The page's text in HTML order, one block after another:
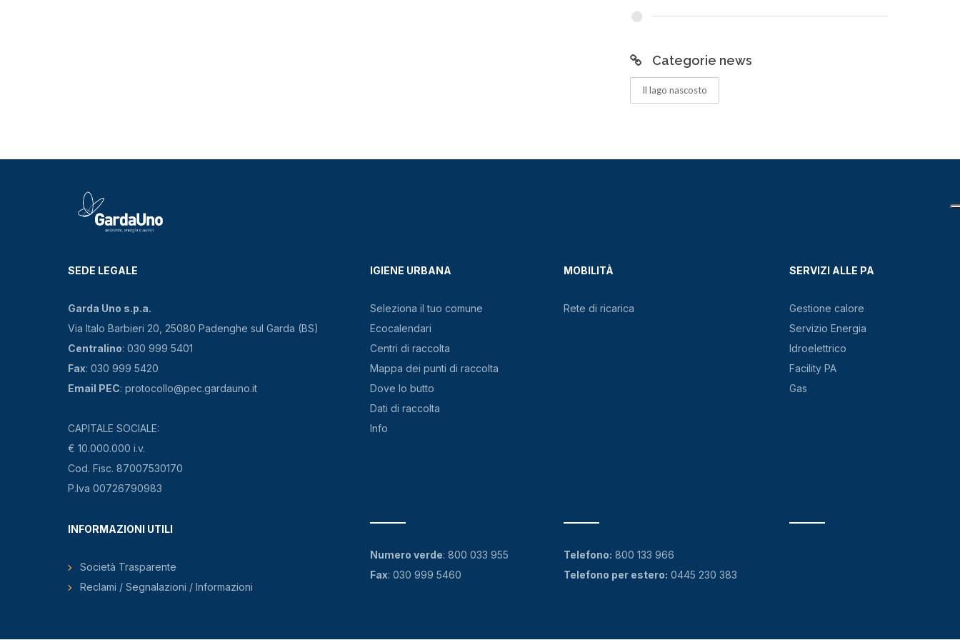
Categorie news
Il lago nascosto
SEDE LEGALE
Garda Uno s.p.a.
Via Italo Barbieri 20, 25080 Padenghe sul Garda (BS)
Centralino: 030 999 5401
Fax: 030 999 5420
Email PEC: protocollo@pec.gardauno.it
CAPITALE SOCIALE:
€ 10.000.000 i.v.
Cod. Fisc. 87007530170
P.Iva 00726790983
IGIENE URBANA
Seleziona il tuo comune
Ecocalendari
Centri di raccolta
Mappa dei punti di raccolta
Dove lo butto
Dati di raccolta
Info
MOBILITÀ
Rete di ricarica
SERVIZI ALLE PA
Gestione calore
Servizio Energia
Idroelettrico
Facility PA
Gas
INFORMAZIONI UTILI
Società Trasparente
Reclami / Segnalazioni / Informazioni
Numero verde:800 033 955
Fax: 030 999 5460
Telefono: 800 133 966
Telefono per estero: 0445 230 383